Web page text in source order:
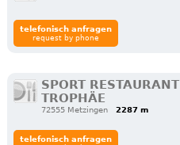
telefonisch anfragen
request by phone
SPORT RESTAURANT
TROPHÄE
72555 Metzingen
2287 m
telefonisch anfragen